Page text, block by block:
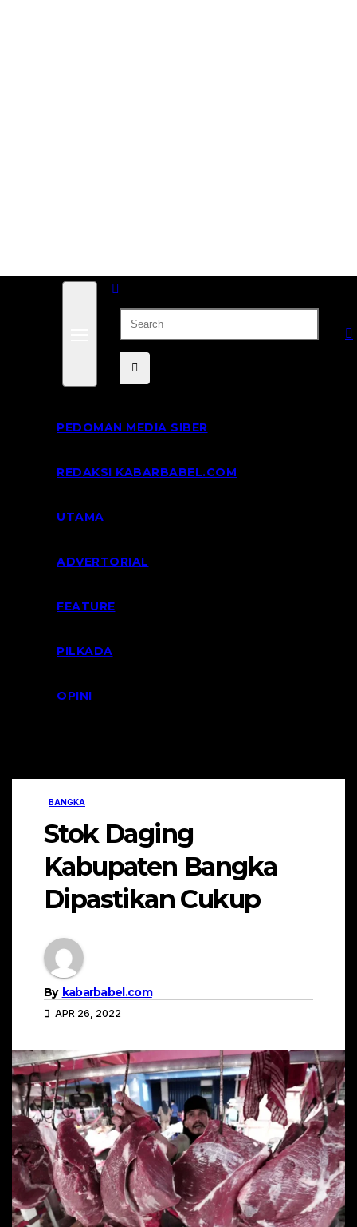
PEDOMAN MEDIA SIBER
REDAKSI KABARBABEL.COM
UTAMA
ADVERTORIAL
FEATURE
PILKADA
OPINI
BANGKA
Stok Daging
Kabupaten Bangka
Dipastikan Cukup
By kabarbabel.com
APR 26, 2022